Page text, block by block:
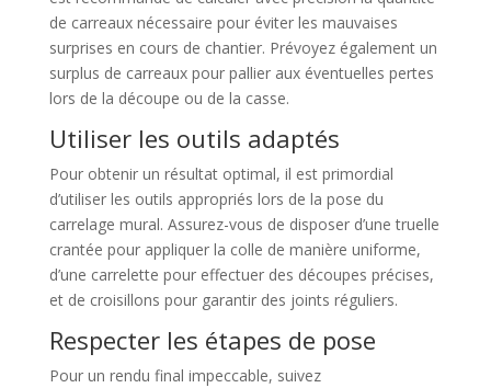
de carreaux nécessaire pour éviter les mauvaises
surprises en cours de chantier. Prévoyez également un
surplus de carreaux pour pallier aux éventuelles pertes
lors de la découpe ou de la casse.
Utiliser les outils adaptés
Pour obtenir un résultat optimal, il est primordial
d’utiliser les outils appropriés lors de la pose du
carrelage mural. Assurez-vous de disposer d’une truelle
crantée pour appliquer la colle de manière uniforme,
d’une carrelette pour effectuer des découpes précises,
et de croisillons pour garantir des joints réguliers.
Respecter les étapes de pose
Pour un rendu final impeccable, suivez